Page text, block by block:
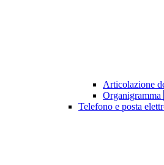
Articolazione
Organigramma
Telefono e posta